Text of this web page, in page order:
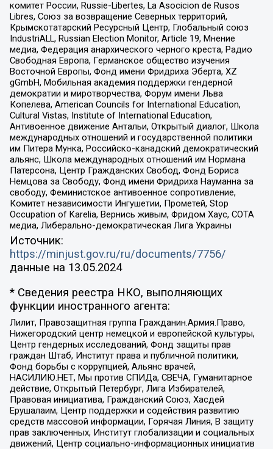
комитет России, Russie-Libertes, La Asocicion de Rusos
Libres, Союз за возвращение Северных территорий,
Крымскотатарский Ресурсный Центр, Глобальный союз
IndustriALL, Russian Election Monitor, Article 19, Мнение
медиа, Федерация анархического черного креста, Радио
Свободная Европа, Германское общество изучения
Восточной Европы, Фонд имени Фридриха Эберта, XZ
gGmbH, Мобильная академия поддержки гендерной
демократии и миротворчества, Форум имени Льва
Копелева, American Councils for International Education,
Cultural Vistas, Institute of International Education,
Антивоенное движение Антальи, Открытый диалог, Школа
международных отношений и государственной политики
им Питера Мунка, Российско-канадский демократический
альянс, Школа международных отношений им Нормана
Патерсона, Центр Гражданских Свобод, Фонд Бориса
Немцова за Свободу, Фонд имени Фридриха Науманна за
свободу, Феминистское антивоенное сопротивление,
Комитет независимости Ингушетии, Прометей, Stop
Occupation of Karelia, Вернись живым, Фридом Хаус, СОТА
медиа, Либерально-демократическая Лига Украины
Источник:
https://minjust.gov.ru/ru/documents/7756/
данные на 13.05.2024
* Сведения реестра НКО, выполняющих
функции иностранного агента:
Лилит, Правозащитная группа Гражданин.Армия.Право,
Нижегородский центр немецкой и европейской культуры,
Центр гендерных исследований, Фонд защиты прав
граждан Штаб, Институт права и публичной политики,
Фонд борьбы с коррупцией, Альянс врачей,
НАСИЛИЮ.НЕТ, Мы против СПИДа, СВЕЧА, Гуманитарное
действие, Открытый Петербург, Лига Избирателей,
Правовая инициатива, Гражданский Союз, Хасдей
Ерушалаим, Центр поддержки и содействия развитию
средств массовой информации, Горячая Линия, В защиту
прав заключенных, Институт глобализации и социальных
движений, Центр социально-информационных инициатив